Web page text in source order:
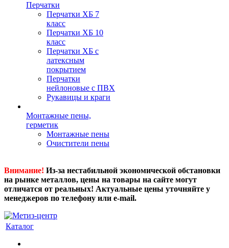
Перчатки
Перчатки ХБ 7
класс
Перчатки ХБ 10
класс
Перчатки ХБ с
латексным
покрытием
Перчатки
нейлоновые с ПВХ
Рукавицы и краги
Монтажные пены,
герметик
Монтажные пены
Очистители пены
Внимание! Из-за нестабильной экономической обстановки
на рынке металлов, цены на товары на сайте могут
отличатся от реальных! Актуальные цены уточняйте у
менеджеров по телефону или e-mail.
Каталог